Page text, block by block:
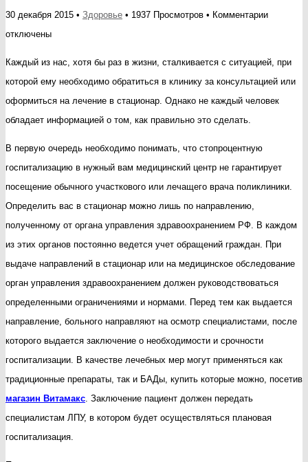
30 декабря 2015 • Здоровье • 1937 Просмотров • Комментариик
отключены
Каждый из нас, хотя бы раз в жизни, сталкивается с ситуацией, при
которой ему необходимо обратиться в клинику за консультацией или
оформиться на лечение в стационар. Однако не каждый человек
обладает информацией о том, как правильно это сделать.
В первую очередь необходимо понимать, что стопроцентную
госпитализацию в нужный вам медицинский центр не гарантирует
посещение обычного участкового или лечащего врача поликлиники.
Определить вас в стационар можно лишь по направлению,
полученному от органа управления здравоохранением РФ. В каждом
из этих органов постоянно ведется учет обращений граждан. При
выдаче направлений в стационар или на медицинское обследование
орган управления здравоохранением должен руководствоваться
определенными ограничениями и нормами. Перед тем как выдается
направление, больного направляют на осмотр специалистами, после
которого выдается заключение о необходимости и срочности
госпитализации. В качестве лечебных мер могут применяться как
традиционные препараты, так и БАДы, купить которые можно, посетив
магазин Витамакс . Заключение пациент должен передать
специалистам ЛПУ, в котором будет осуществляться плановая
госпитализация.